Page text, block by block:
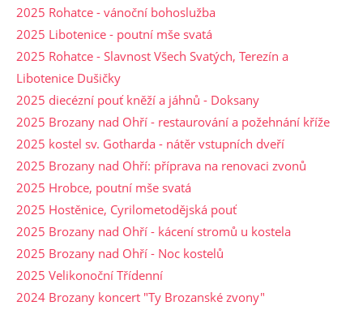
2025 Rohatce - vánoční bohoslužba
2025 Libotenice - poutní mše svatá
2025 Rohatce - Slavnost Všech Svatých, Terezín a
Libotenice Dušičky
2025 diecézní pouť kněží a jáhnů - Doksany
2025 Brozany nad Ohří - restaurování a požehnání kříže
2025 kostel sv. Gotharda - nátěr vstupních dveří
2025 Brozany nad Ohří: příprava na renovaci zvonů
2025 Hrobce, poutní mše svatá
2025 Hostěnice, Cyrilometodějská pouť
2025 Brozany nad Ohří - kácení stromů u kostela
2025 Brozany nad Ohří - Noc kostelů
2025 Velikonoční Třídenní
2024 Brozany koncert "Ty Brozanské zvony"